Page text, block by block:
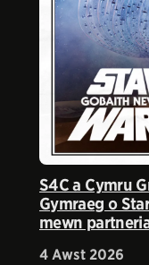
S4C a Cymru
Gymraeg o
mewn
4 Awst 2026